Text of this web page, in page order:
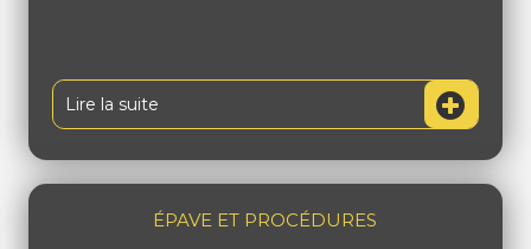
Lire la suite
ÉPAVE ET PROCÉDURES